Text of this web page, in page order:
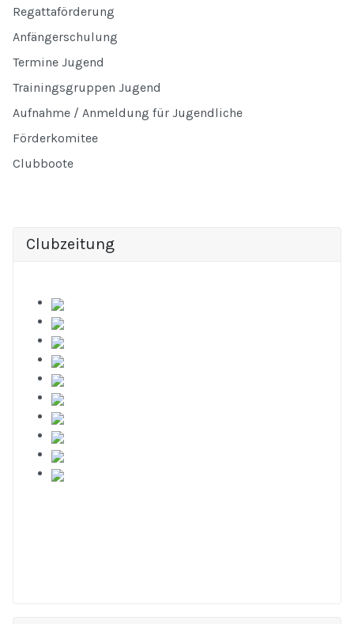
Regattaförderung
Anfängerschulung
Termine Jugend
Trainingsgruppen Jugend
Aufnahme / Anmeldung für Jugendliche
Förderkomitee
Clubboote
Clubzeitung